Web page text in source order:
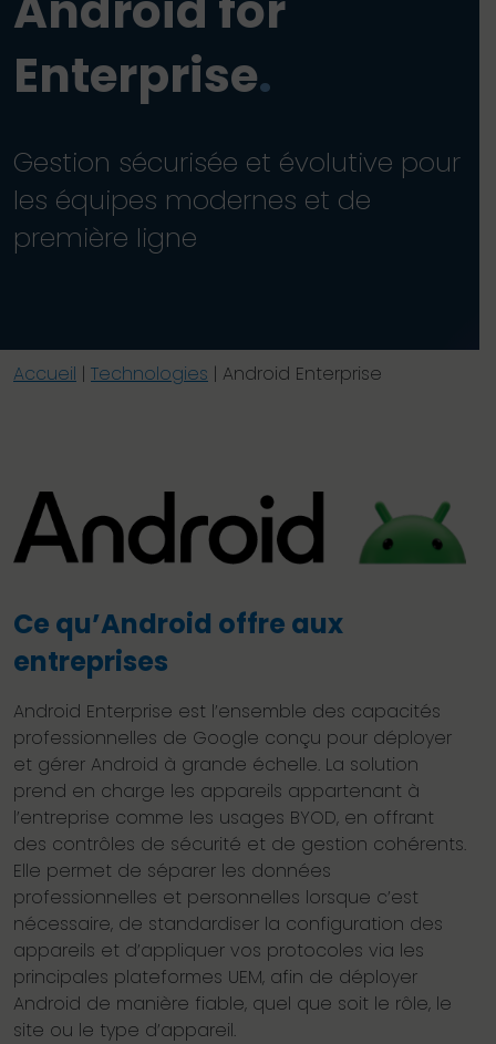
Enterprise.
Gestion sécurisée et évolutive pour
les équipes modernes et de
première ligne
Accueil | Technologies | Android Enterprise
Ce qu’Android offre aux
entreprises
Android Enterprise est l’ensemble des capacités
professionnelles de Google conçu pour déployer
et gérer Android à grande échelle. La solution
prend en charge les appareils appartenant à
l’entreprise comme les usages BYOD, en offrant
des contrôles de sécurité et de gestion cohérents.
Elle permet de séparer les données
professionnelles et personnelles lorsque c’est
nécessaire, de standardiser la configuration des
appareils et d’appliquer vos protocoles via les
principales plateformes UEM, afin de déployer
Android de manière fiable, quel que soit le rôle, le
site ou le type d’appareil.